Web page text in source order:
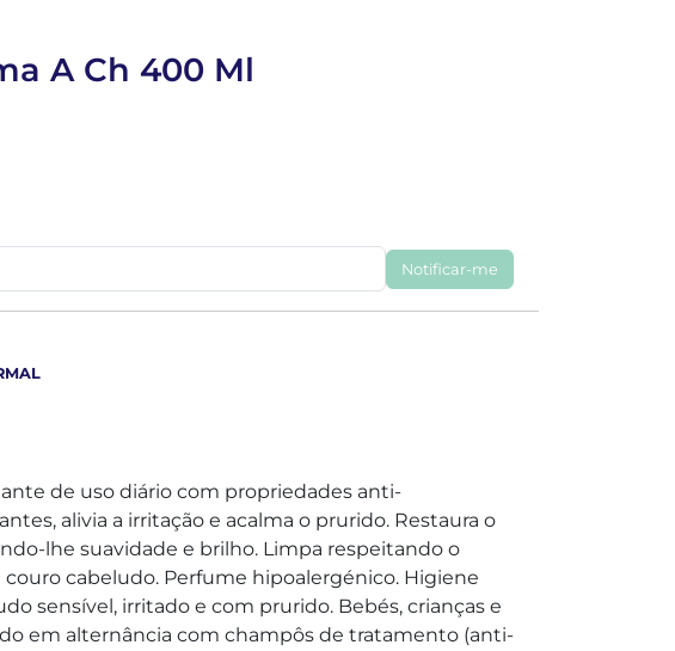
A Ch 400 Ml
Notificar-me
de uso diário com propriedades anti-
alivia a irritação e acalma o prurido. Restaura o
lhe suavidade e brilho. Limpa respeitando o
cabeludo. Perfume hipoalergénico. Higiene
sensível, irritado e com prurido. Bebés, crianças e
em alternância com champôs de tratamento (anti-